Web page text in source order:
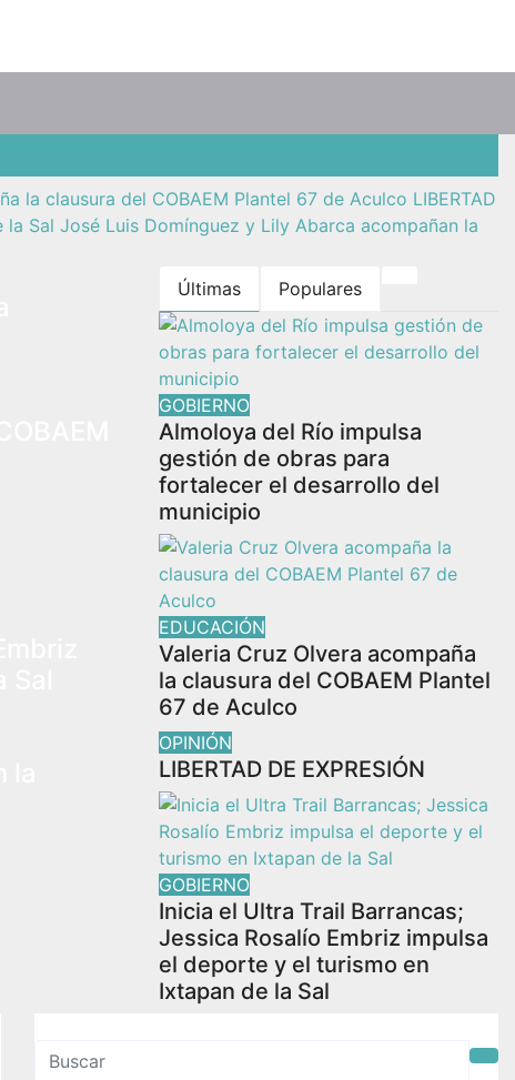
la clausura del COBAEM Plantel 67 de Aculco LIBERTAD
la Sal José Luis Domínguez y Lily Abarca acompañan la
Últimas Populares
GOBIERNO
Almoloya del Río impulsa
gestión de obras para
fortalecer el desarrollo del
municipio
EDUCACIÓN
Valeria Cruz Olvera acompaña
la clausura del COBAEM Plantel
67 de Aculco
OPINIÓN
LIBERTAD DE EXPRESIÓN
GOBIERNO
Inicia el Ultra Trail Barrancas;
Jessica Rosalío Embriz impulsa
el deporte y el turismo en
Ixtapan de la Sal